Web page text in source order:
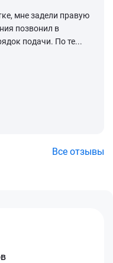
мне задели правую
позвонил в
подачи. По те...
Все отзывы